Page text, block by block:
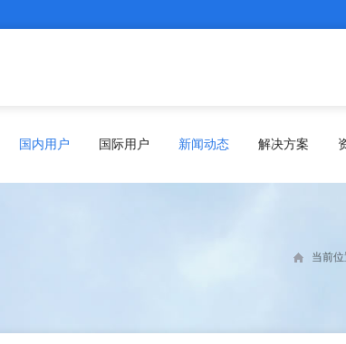
国内用户 国际用户 新闻动态 解决方案
当前